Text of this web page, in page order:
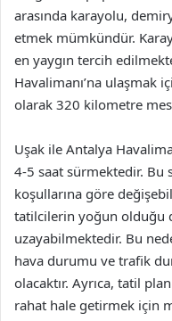
arasında karayolu,
etmek mümkündür.
en yaygın tercih
Havalimanı’na ulaşmak
olarak 320 kilometre
Uşak ile Antalya
4-5 saat sürmektedir.
koşullarına göre
tatilcilerin yoğun olduğu
uzayabilmektedir. Bu
hava durumu ve trafik
olacaktır. Ayrıca, tatil
rahat hale getirmek için